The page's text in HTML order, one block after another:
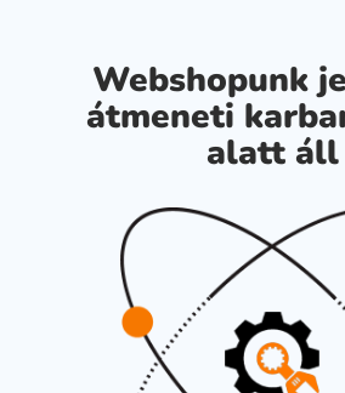
Webshopunk
átmeneti
alatt áll